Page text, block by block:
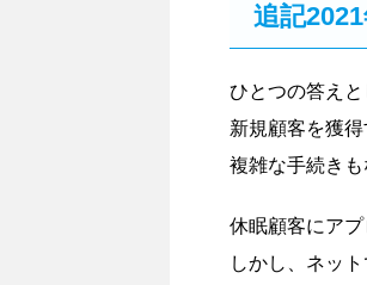
追記
ひとつの答え
新規顧客を獲
複雑な手続き
休眠顧客にアプ
しかし、ネッ